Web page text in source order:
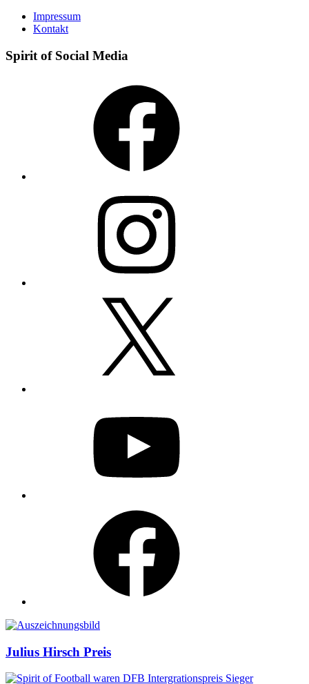
Impressum
Kontakt
Spirit of Social Media
Auszeichnungen
Julius Hirsch Preis